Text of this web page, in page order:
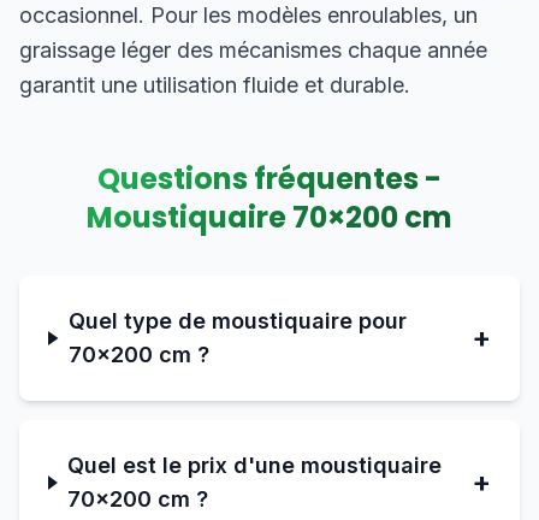
occasionnel. Pour les modèles enroulables, un
graissage léger des mécanismes chaque année
garantit une utilisation fluide et durable.
Questions fréquentes -
Moustiquaire70×200cm
Quel type de moustiquaire pour
70×200 cm ?
+
Quel est le prix d'une moustiquaire
70×200 cm ?
+